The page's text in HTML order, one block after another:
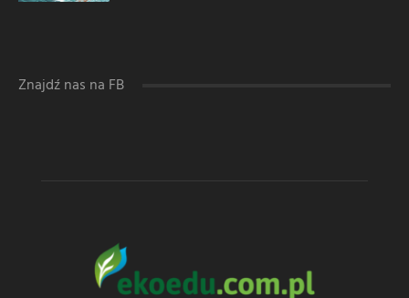
Znajdź nas na FB